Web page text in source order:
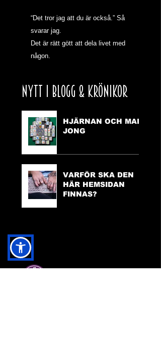
“Det tror jag att du är också.” Så
svarar jag.
Det är rätt gött att dela livet med
någon.
NYTT I BLOGG & KRÖNIKOR
HJÄRNAN OCH MAH
JONG
VARFÖR SKA DEN
HÄR HEMSIDAN
FINNAS?